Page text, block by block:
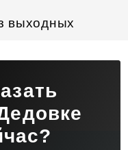
выходных